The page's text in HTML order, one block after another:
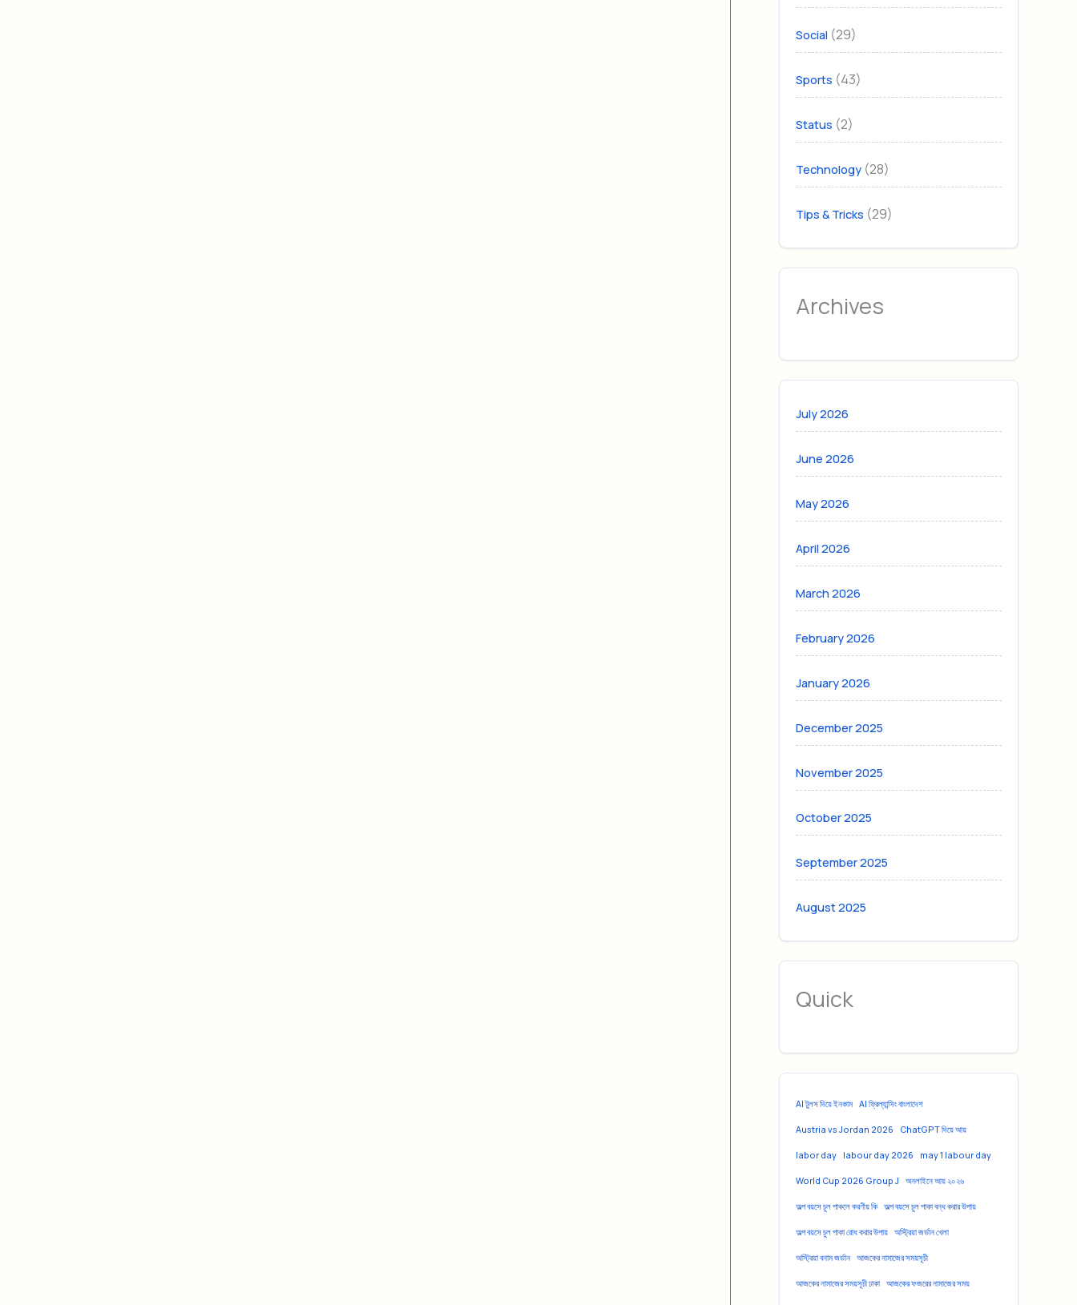
Social (29)
Sports (43)
Status (2)
Technology (28)
Tips & Tricks (29)
Archives
July 2026
June 2026
May 2026
April 2026
March 2026
February 2026
January 2026
December 2025
November 2025
October 2025
September 2025
August 2025
Quick
AI টুলস দিয়ে ইনকাম AI ফ্রিল্যান্সিং বাংলাদেশ
Austria vs Jordan 2026 ChatGPT দিয়ে আয়
labor day labour day 2026 may 1 labour day
World Cup 2026 Group J অনলাইনে আয় ২০২৬
অল্প বয়সে চুল পাকলে করণীয় কি অল্প বয়সে চুল পাকা বন্ধ করার উপায়
অল্প বয়সে চুল পাকা রোধ করার উপায় অস্ট্রিয়া জর্ডান খেলা
অস্ট্রিয়া বনাম জর্ডান আজকের নামাজের সময়সূচী
আজকের নামাজের সময়সূচী ঢাকা আজকের ফজরের নামাজের সময়